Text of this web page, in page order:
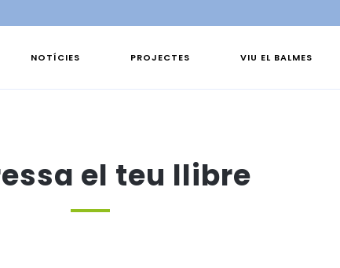
NOTÍCIES PROJECTES VIU EL BALMES
el teu llibre